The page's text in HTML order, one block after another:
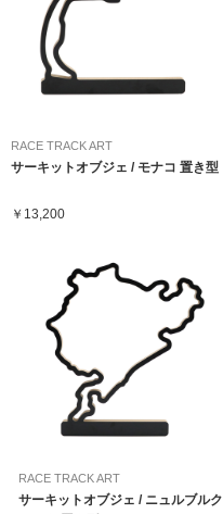
RACE TRACK ART
サーキットオブジェ / モナコ 置き型
￥13,200
RACE TRACK ART
サーキットオブジェ / ニュルブルク